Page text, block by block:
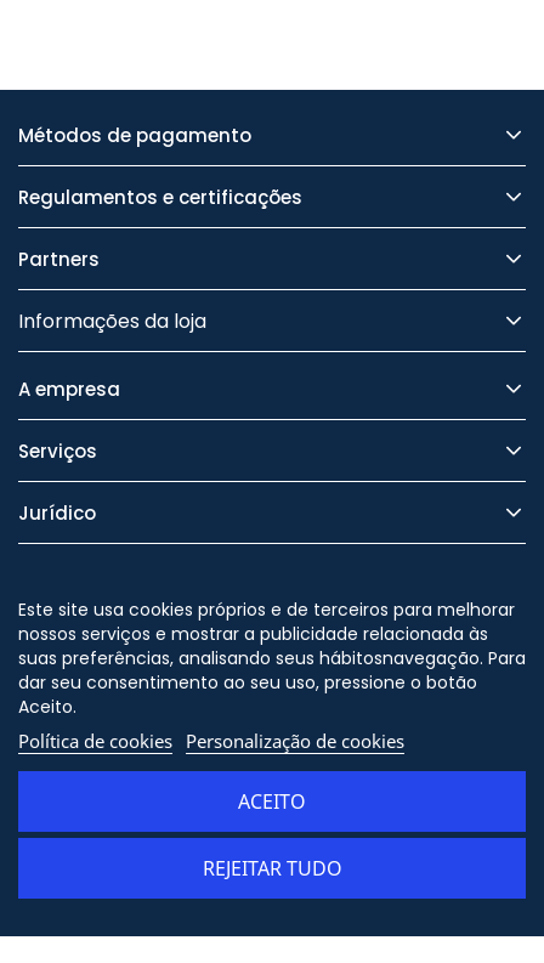
ADICIONAR AO CARRINHO
Métodos de pagamento
Regulamentos e certificações
Partners
Informações da loja
A empresa
Serviços
Jurídico
Este site usa cookies próprios e de terceiros para melhorar
nossos serviços e mostrar a publicidade relacionada às
suas preferências, analisando seus hábitosnavegação. Para
dar seu consentimento ao seu uso, pressione o botão
Aceito.
Política de cookies Personalização de cookies
REJEITAR TUDO
ACEITO
Nos siga no
© Copyright - ORION91 - CIF